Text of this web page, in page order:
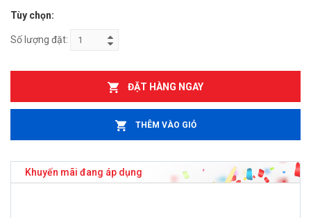
Tùy chọn:
Số lượng đặt:
ĐẶT HÀNG NGAY
THÊM VÀO GIỎ
Khuyến mãi đang áp dụng